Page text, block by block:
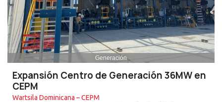
Generación
Expansión Centro de Generación 36MW en
CEPM
Wartsila Dominicana – CEPM